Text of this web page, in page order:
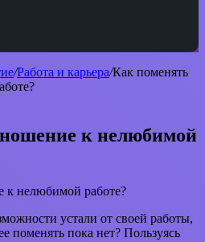
/Работа и карьера/Как поменять
к нелюбимой
устали от своей работы,
поменять пока нет? Пользуясь